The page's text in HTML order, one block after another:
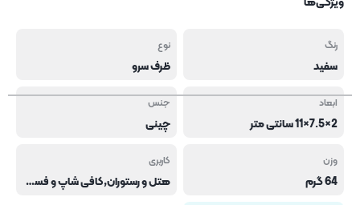
رنگ
سفید
نوع
ظرف سرو
ابعاد
2×7.5×11 سانتی متر
جنس
چینی
وزن
64 گرم
کاربری
هتل و رستوران,کافی شاپ و فست فود